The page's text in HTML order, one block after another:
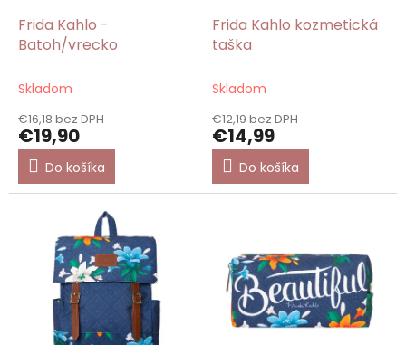
Frida Kahlo -
Batoh/vrecko
Skladom
€16,18 bez DPH
€19,90
Do košíka
Frida Kahlo kozmetická
taška
Skladom
€12,19 bez DPH
€14,99
Do košíka